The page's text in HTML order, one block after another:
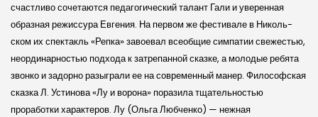
счастливо сочетаются педагогиче­ский талант Гали и уверенная
образная режиссура Евгения. На первом же фестивале в Николь­
ском их спектакль «Репка» завоевал всеобщие симпатии свежестью,
неординарностью подхода к затрепанной сказке, а молодые ребята
звонко и задорно разыграли ее на современный манер. Философ­ская
сказка Л. Устинова «Лу и ворона» поразила тщательностью
проработки характеров. Лу (Ольга Любченко) — нежная